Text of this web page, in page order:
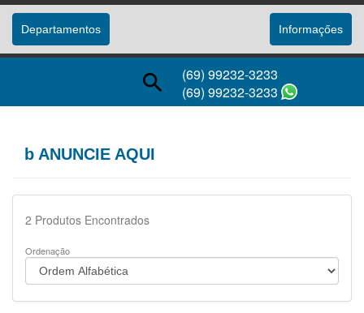
Departamentos Informaçőes
search
(69) 99232-3233
(69) 99232-3233
b ANUNCIE AQUI
2 Produtos Encontrados
Ordenação